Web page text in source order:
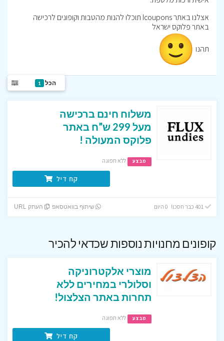
אצלנו באתר Icoupons תוכלו להנות מהטבות וקופונים לרכישה
באתר פלוקס ישראל
תהנו
הכל 1
משלוח חינם ברכישה
מעל 299 ש”ח באתר
פלוקס המעולה !
מבצע ללא תפוגה
קח דיל
שיתוף בוואטסאפ העתק URL
קופונים מחנויות נוספות שכדאי להכיר
מוצרי אלקטרוניקה
וסלולרי במחירים ללא
תחרות באתר הצלצול!
מבצע ללא תפוגה
קח דיל